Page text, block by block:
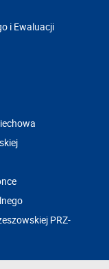
i Ewaluacji
PRZ-